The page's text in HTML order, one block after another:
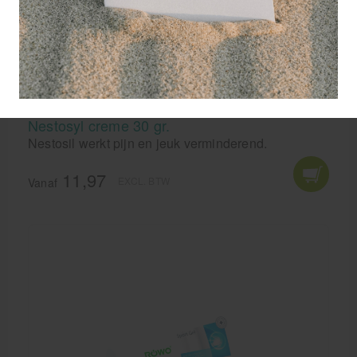
Nestosyl creme 30 gr.
Nestosil werkt pijn en jeuk verminderend.
Vanaf 11,97